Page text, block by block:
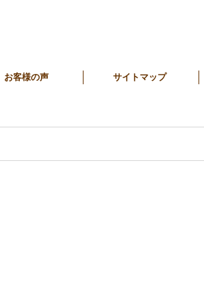
お客様の声 サイトマップ